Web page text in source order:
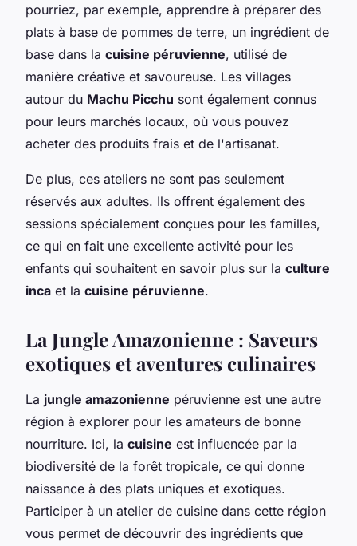
pourriez, par exemple, apprendre à préparer des
plats à base de pommes de terre, un ingrédient de
base dans la cuisine péruvienne, utilisé de
manière créative et savoureuse. Les villages
autour du Machu Picchu sont également connus
pour leurs marchés locaux, où vous pouvez
acheter des produits frais et de l'artisanat.
De plus, ces ateliers ne sont pas seulement
réservés aux adultes. Ils offrent également des
sessions spécialement conçues pour les familles,
ce qui en fait une excellente activité pour les
enfants qui souhaitent en savoir plus sur la culture
inca et la cuisine péruvienne.
La Jungle Amazonienne : Saveurs
exotiques et aventures culinaires
La jungle amazonienne péruvienne est une autre
région à explorer pour les amateurs de bonne
nourriture. Ici, la cuisine est influencée par la
biodiversité de la forêt tropicale, ce qui donne
naissance à des plats uniques et exotiques.
Participer à un atelier de cuisine dans cette région
vous permet de découvrir des ingrédients que